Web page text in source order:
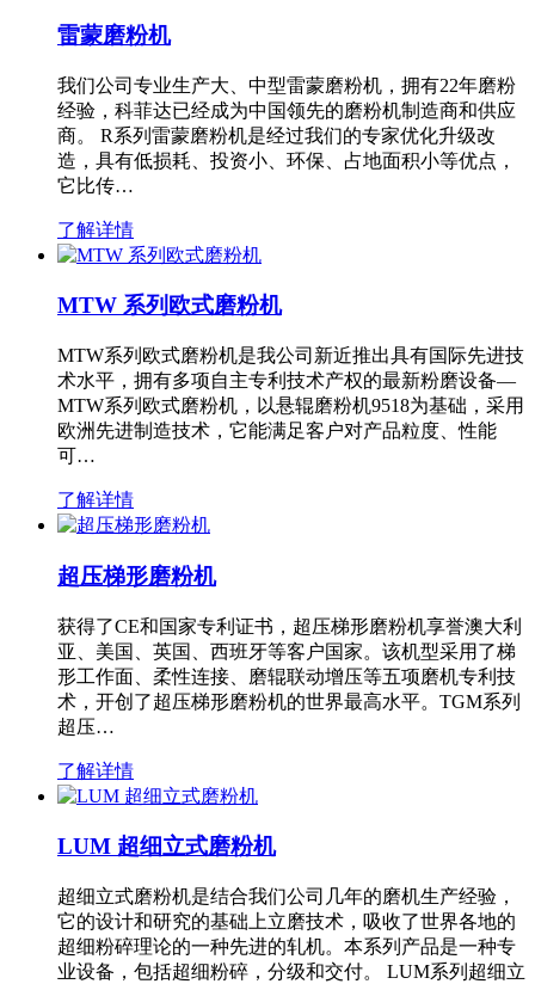
雷蒙磨粉机
我们公司专业生产大、中型雷蒙磨粉机，拥有22年磨粉
经验，科菲达已经成为中国领先的磨粉机制造商和供应
商。 R系列雷蒙磨粉机是经过我们的专家优化升级改
造，具有低损耗、投资小、环保、占地面积小等优点，
它比传…
了解详情
MTW 系列欧式磨粉机
MTW系列欧式磨粉机是我公司新近推出具有国际先进技
术水平，拥有多项自主专利技术产权的最新粉磨设备—
MTW系列欧式磨粉机，以悬辊磨粉机9518为基础，采用
欧洲先进制造技术，它能满足客户对产品粒度、性能
可…
了解详情
超压梯形磨粉机
获得了CE和国家专利证书，超压梯形磨粉机享誉澳大利
亚、美国、英国、西班牙等客户国家。该机型采用了梯
形工作面、柔性连接、磨辊联动增压等五项磨机专利技
术，开创了超压梯形磨粉机的世界最高水平。TGM系列
超压…
了解详情
LUM 超细立式磨粉机
超细立式磨粉机是结合我们公司几年的磨机生产经验，
它的设计和研究的基础上立磨技术，吸收了世界各地的
超细粉碎理论的一种先进的轧机。本系列产品是一种专
业设备，包括超细粉碎，分级和交付。 LUM系列超细立